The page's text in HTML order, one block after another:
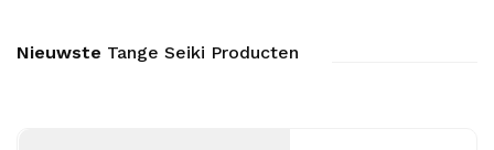
Nieuwste Tange Seiki Producten